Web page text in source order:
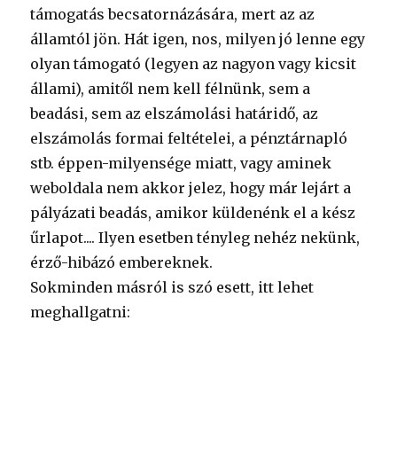
támogatás becsatornázására, mert az az
államtól jön. Hát igen, nos, milyen jó lenne egy
olyan támogató (legyen az nagyon vagy kicsit
állami), amitől nem kell félnünk, sem a
beadási, sem az elszámolási határidő, az
elszámolás formai feltételei, a pénztárnapló
stb. éppen-milyensége miatt, vagy aminek
weboldala nem akkor jelez, hogy már lejárt a
pályázati beadás, amikor küldenénk el a kész
űrlapot.... Ilyen esetben tényleg nehéz nekünk,
érző-hibázó embereknek.
Sokminden másról is szó esett, itt lehet
meghallgatni: